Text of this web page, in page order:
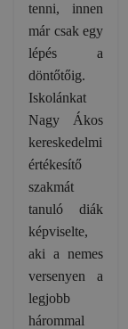
tenni, innen
már csak egy
lépés a
döntőtőig.
Iskolánkat
Nagy Ákos
kereskedelmi
értékesítő
szakmát
tanuló diák
képviselte,
aki a nemes
versenyen a
legjobb
hárommal